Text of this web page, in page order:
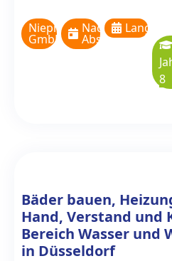
Niepmann
GmbH
Nach
Absprache
8
Bäder bauen,
Hand, Verstand und
Bereich Wasser und
in Düsseldorf